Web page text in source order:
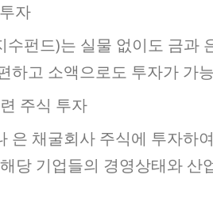
자
수펀드)는 실물 없이도 금과
하고 소액으로도 투자가 가
주식 투자
은 채굴회사 주식에 투자하
당 기업들의 경영상태와 산